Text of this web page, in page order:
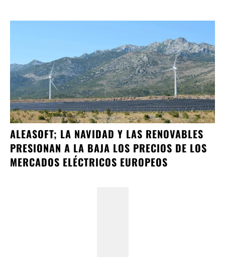
ALEASOFT; LA NAVIDAD Y LAS RENOVABLES
PRESIONAN A LA BAJA LOS PRECIOS DE LOS
MERCADOS ELÉCTRICOS EUROPEOS